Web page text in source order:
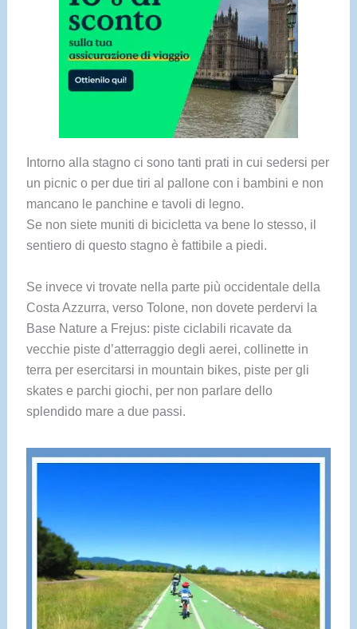
Intorno alla stagno ci sono tanti prati in cui sedersi per
un picnic o per due tiri al pallone con i bambini e non
mancano le panchine e tavoli di legno.
Se non siete muniti di bicicletta va bene lo stesso, il
sentiero di questo stagno è fattibile a piedi.
Se invece vi trovate nella parte più occidentale della
Costa Azzurra, verso Tolone, non dovete perdervi la
Base Nature a Frejus: piste ciclabili ricavate da
vecchie piste d’atterraggio degli aerei, collinette in
terra per esercitarsi in mountain bikes, piste per gli
skates e parchi giochi, per non parlare dello
splendido mare a due passi.